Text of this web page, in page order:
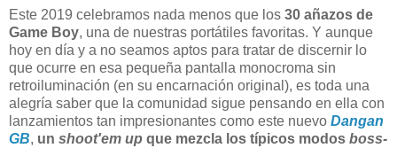
Este 2019 celebramos nada menos que los 30 añazos de
Game Boy, una de nuestras portátiles favoritas. Y aunque
hoy en día y a no seamos aptos para tratar de discernir lo
que ocurre en esa pequeña pantalla monocroma sin
retroiluminación (en su encarnación original), es toda una
alegría saber que la comunidad sigue pensando en ella con
lanzamientos tan impresionantes como este nuevo Dangan
GB, un shoot'em up que mezcla los típicos modos boss-